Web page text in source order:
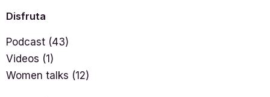
Disfruta
Podcast (43)
Videos (1)
Women talks (12)